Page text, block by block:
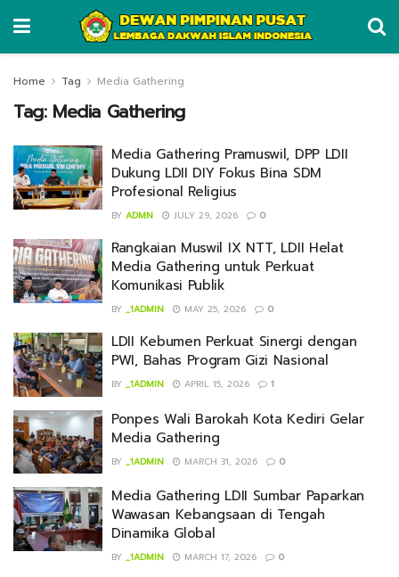
Home Tag Media Gathering
Tag: Media Gathering
Media Gathering Pramuswil, DPP LDII
Dukung LDII DIY Fokus Bina SDM
Profesional Religius
BY ADMN JULY 29, 2026 0
Rangkaian Muswil IX NTT, LDII Helat
Media Gathering untuk Perkuat
Komunikasi Publik
BY _1ADMIN MAY 25, 2026 0
LDII Kebumen Perkuat Sinergi dengan
PWI, Bahas Program Gizi Nasional
BY _1ADMIN APRIL 15, 2026 1
Ponpes Wali Barokah Kota Kediri Gelar
Media Gathering
BY _1ADMIN MARCH 31, 2026 0
Media Gathering LDII Sumbar Paparkan
Wawasan Kebangsaan di Tengah
Dinamika Global
BY _1ADMIN MARCH 17, 2026 0